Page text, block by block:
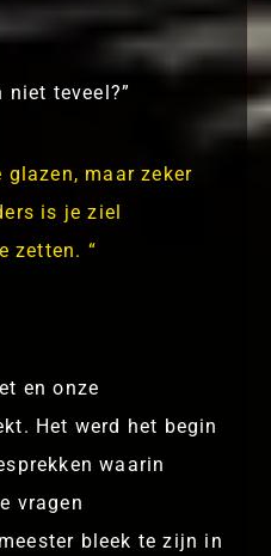
niet teveel?”
glazen, maar zeker
is je ziel
zetten. “
en onze
Het werd het begin
waarin
vragen
bleek te zijn in